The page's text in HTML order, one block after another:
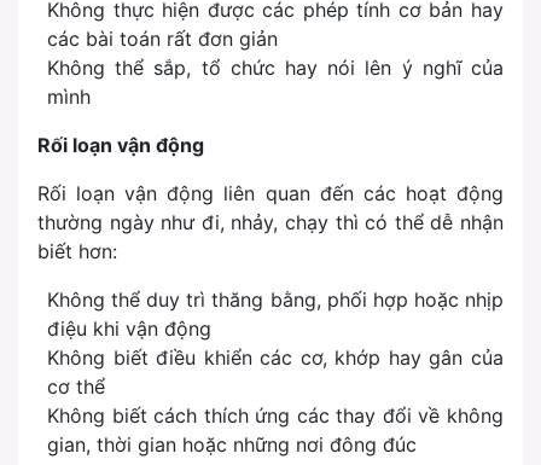
Không thực hiện được các phép tính cơ bản hay
các bài toán rất đơn giản
Không thể sắp, tổ chức hay nói lên ý nghĩ của
mình
Rối loạn vận động
Rối loạn vận động liên quan đến các hoạt động
thường ngày như đi, nhảy, chạy thì có thể dễ nhận
biết hơn:
Không thể duy trì thăng bằng, phối hợp hoặc nhịp
điệu khi vận động
Không biết điều khiển các cơ, khớp hay gân của
cơ thể
Không biết cách thích ứng các thay đổi về không
gian, thời gian hoặc những nơi đông đúc